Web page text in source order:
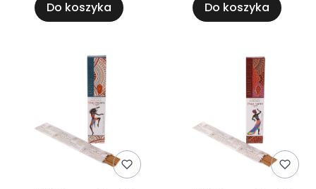
Do koszyka Do koszyka